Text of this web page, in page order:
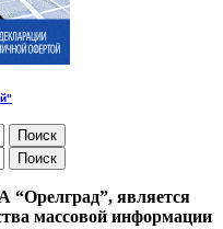
является
массовой информации